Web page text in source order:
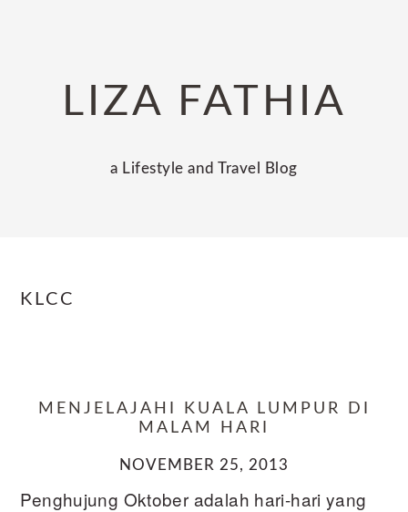
navigationLIZA FATHIA
a Lifestyle and Travel Blog
KLCC
MENJELAJAHI KUALA LUMPUR DI
MALAM HARI
NOVEMBER 25, 2013
Penghujung Oktober adalah hari-hari yang